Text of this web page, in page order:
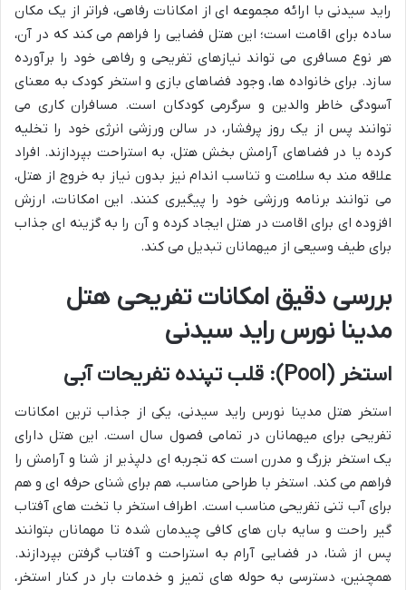
راید سیدنی با ارائه مجموعه ای از امکانات رفاهی، فراتر از یک مکان
ساده برای اقامت است؛ این هتل فضایی را فراهم می کند که در آن،
هر نوع مسافری می تواند نیازهای تفریحی و رفاهی خود را برآورده
سازد. برای خانواده ها، وجود فضاهای بازی و استخر کودک به معنای
آسودگی خاطر والدین و سرگرمی کودکان است. مسافران کاری می
توانند پس از یک روز پرفشار، در سالن ورزشی انرژی خود را تخلیه
کرده یا در فضاهای آرامش بخش هتل، به استراحت بپردازند. افراد
علاقه مند به سلامت و تناسب اندام نیز بدون نیاز به خروج از هتل،
می توانند برنامه ورزشی خود را پیگیری کنند. این امکانات، ارزش
افزوده ای برای اقامت در هتل ایجاد کرده و آن را به گزینه ای جذاب
برای طیف وسیعی از میهمانان تبدیل می کند.
بررسی دقیق امکانات تفریحی هتل
مدینا نورس راید سیدنی
استخر (Pool): قلب تپنده تفریحات آبی
استخر هتل مدینا نورس راید سیدنی، یکی از جذاب ترین امکانات
تفریحی برای میهمانان در تمامی فصول سال است. این هتل دارای
یک استخر بزرگ و مدرن است که تجربه ای دلپذیر از شنا و آرامش را
فراهم می کند. استخر با طراحی مناسب، هم برای شنای حرفه ای و هم
برای آب تنی تفریحی مناسب است. اطراف استخر با تخت های آفتاب
گیر راحت و سایه بان های کافی چیدمان شده تا مهمانان بتوانند
پس از شنا، در فضایی آرام به استراحت و آفتاب گرفتن بپردازند.
همچنین، دسترسی به حوله های تمیز و خدمات بار در کنار استخر،